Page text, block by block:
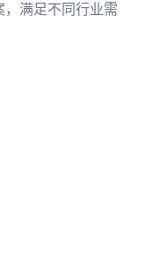
满足不同行业需